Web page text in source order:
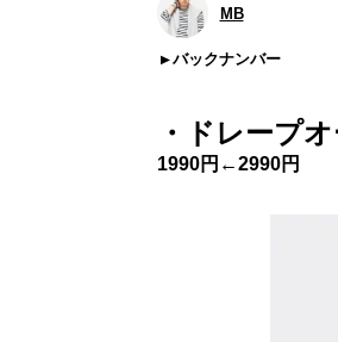
MB
バックナンバー
・ドレープ
1990円←2990円